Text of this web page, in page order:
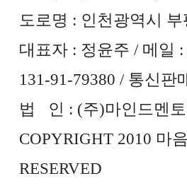
도로명 : 인천광역시
대표자 : 정윤주 / 메일 :
131-91-79380 / 통신판
법 인 : (주)마인드멘토
COPYRIGHT 2010 마
RESERVED